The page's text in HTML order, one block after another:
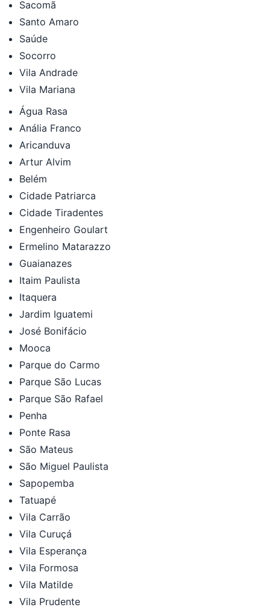
Sacomã
Santo Amaro
Saúde
Socorro
Vila Andrade
Vila Mariana
Água Rasa
Anália Franco
Aricanduva
Artur Alvim
Belém
Cidade Patriarca
Cidade Tiradentes
Engenheiro Goulart
Ermelino Matarazzo
Guaianazes
Itaim Paulista
Itaquera
Jardim Iguatemi
José Bonifácio
Mooca
Parque do Carmo
Parque São Lucas
Parque São Rafael
Penha
Ponte Rasa
São Mateus
São Miguel Paulista
Sapopemba
Tatuapé
Vila Carrão
Vila Curuçá
Vila Esperança
Vila Formosa
Vila Matilde
Vila Prudente